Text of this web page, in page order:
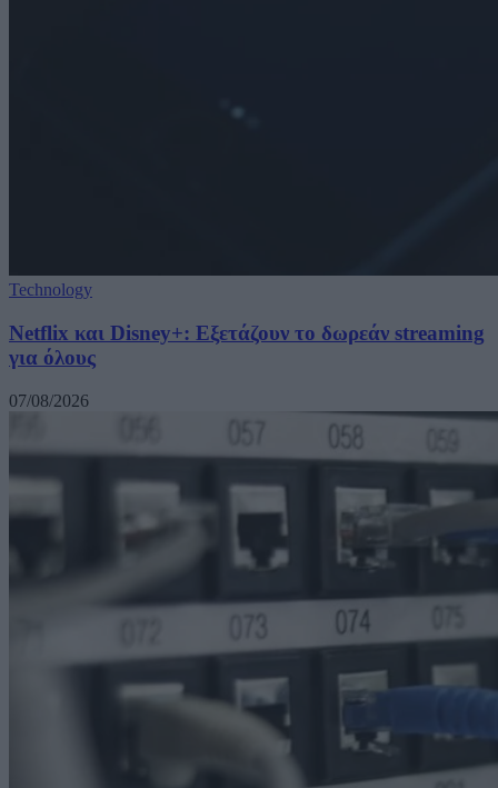
Technology
Netflix και Disney+: Εξετάζουν το δωρεάν streaming
για όλους
07/08/2026